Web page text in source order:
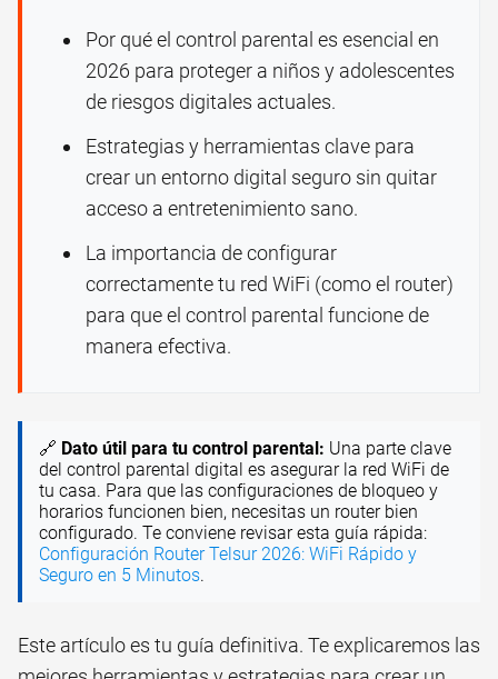
Por qué el control parental es esencial en
2026 para proteger a niños y adolescentes
de riesgos digitales actuales.
Estrategias y herramientas clave para
crear un entorno digital seguro sin quitar
acceso a entretenimiento sano.
La importancia de configurar
correctamente tu red WiFi (como el router)
para que el control parental funcione de
manera efectiva.
🔗 Dato útil para tu control parental: Una parte clave
del control parental digital es asegurar la red WiFi de
tu casa. Para que las configuraciones de bloqueo y
horarios funcionen bien, necesitas un router bien
configurado. Te conviene revisar esta guía rápida:
Configuración Router Telsur 2026: WiFi Rápido y
Seguro en 5 Minutos.
Este artículo es tu guía definitiva. Te explicaremos las